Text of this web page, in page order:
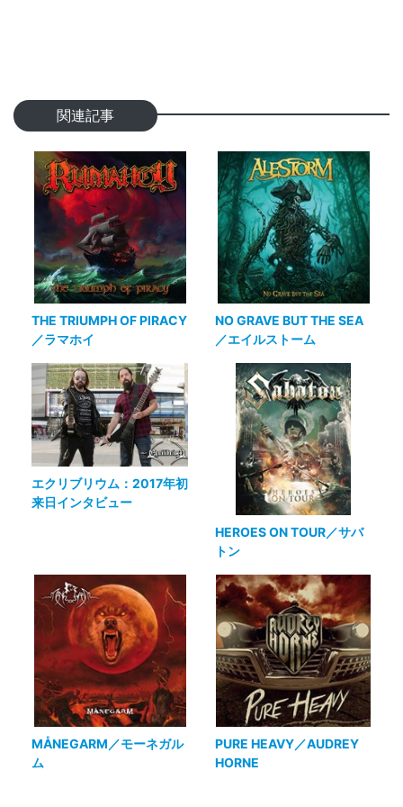
関連記事
THE TRIUMPH OF PIRACY
／ラマホイ
NO GRAVE BUT THE SEA
／エイルストーム
エクリブリウム：2017年初
来日インタビュー
HEROES ON TOUR／サバ
トン
MÅNEGARM／モーネガル
ム
PURE HEAVY／AUDREY
HORNE